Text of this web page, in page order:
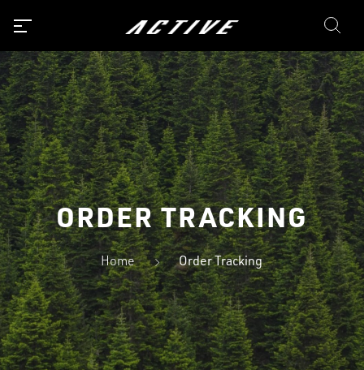
ORDER TRACKING
Home Order Tracking